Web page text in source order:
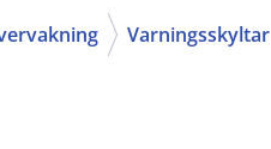
Varningsskyltar